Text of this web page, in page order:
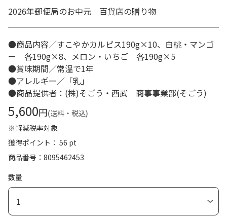
2026年郵便局のお中元 百貨店の贈り物
●商品内容／すこやかカルピス190g×10、白桃・マンゴ
ー 各190g×8、メロン・いちご 各190g×5
●賞味期間／常温で1年
●アレルギー／「乳」
●商品提供者：(株)そごう・西武 商事事業部(そごう)
5,600円(送料・税込)
※軽減税率対象
獲得ポイント： 56 pt
商品番号
8095462453
数量
1